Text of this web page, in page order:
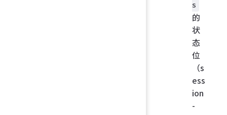
s
的
状
态
位
（s
ess
ion
-